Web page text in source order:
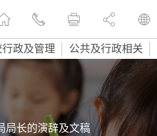
政及管理 公共及行政相关
局长的演辞及文稿